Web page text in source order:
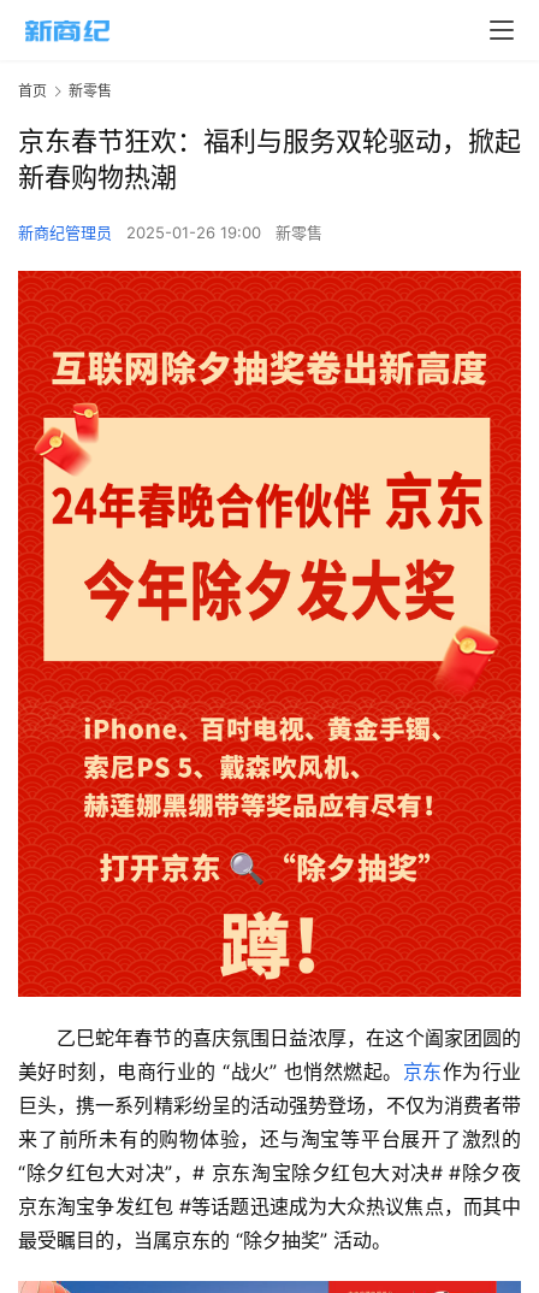
首页 新零售
京东春节狂欢：福利与服务双轮驱动，掀起
新春购物热潮
新商纪管理员 2025-01-26 19:00 新零售
乙巳蛇年春节的喜庆氛围日益浓厚，在这个阖家团圆的
美好时刻，电商行业的 “战火” 也悄然燃起。 京东作为行业
巨头，携一系列精彩纷呈的活动强势登场，不仅为消费者带
来了前所未有的购物体验，还与淘宝等平台展开了激烈的
“除夕红包大对决”，# 京东淘宝除夕红包大对决# #除夕夜
京东淘宝争发红包 #等话题迅速成为大众热议焦点，而其中
最受瞩目的，当属京东的 “除夕抽奖” 活动。